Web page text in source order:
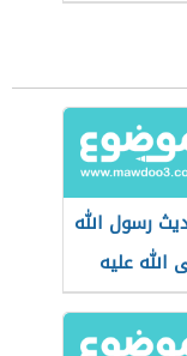
رسول الله
الله عليه